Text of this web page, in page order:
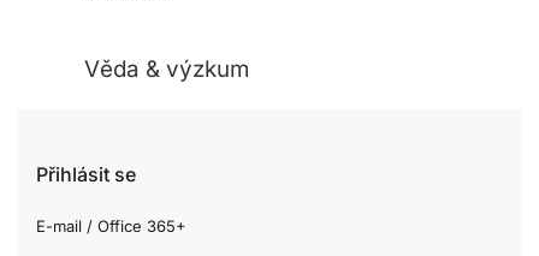
Věda & výzkum
Přihlásit se
E-mail / Office 365+